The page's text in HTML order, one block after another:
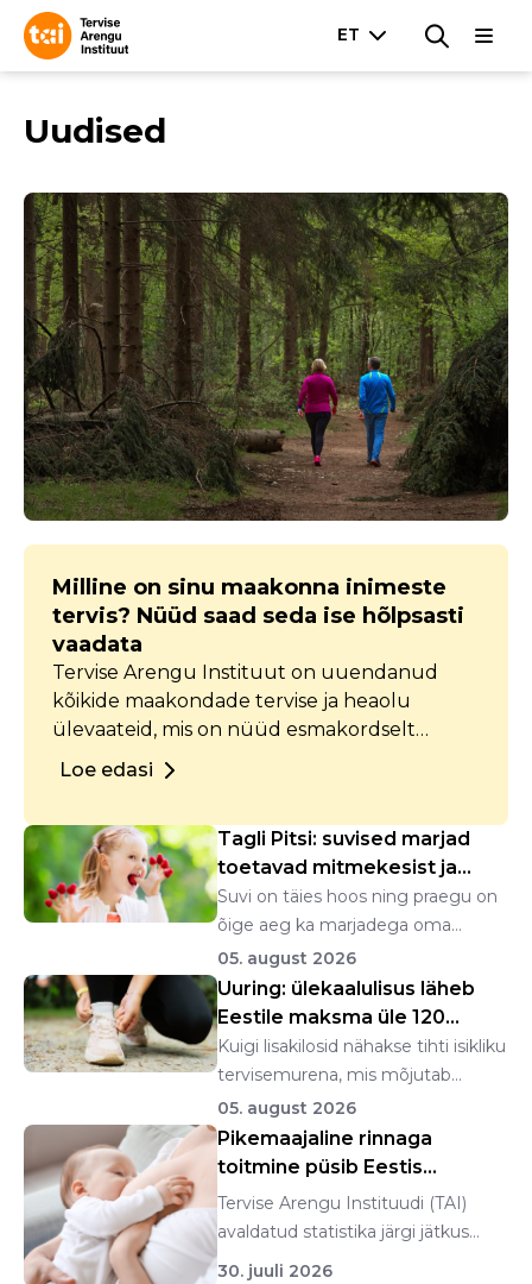
Uudised
Milline on sinu maakonna inimeste
tervis? Nüüd saad seda ise hõlpsasti
vaadata
Tervise Arengu Instituut on uuendanud
kõikide maakondade tervise ja heaolu
ülevaateid, mis on nüüd esmakordselt
kättesaadavad interaktiivsete
heaolu kohta, alates demograafiast kuni
turvalisuseni.
Loe edasi
Tagli Pitsi: suvised marjad
toetavad mitmekesist ja
tasakaalustat...
Suvi on täies hoos ning praegu on
õige aeg ka marjadega oma
organismi talitlusel...
05. august 2026
Uuring: ülekaalulisus läheb
Eestile maksma üle 120
miljoni euro a...
Kuigi lisakilosid nähakse tihti isikliku
tervisemurena, mis mõjutab
eeskätt inim...
05. august 2026
Pikemaajaline rinnaga
toitmine püsib Eestis
stabiilsena
Tervise Arengu Instituudi (TAI)
avaldatud statistika järgi jätkus
rinnapiimatoid...
30. juuli 2026